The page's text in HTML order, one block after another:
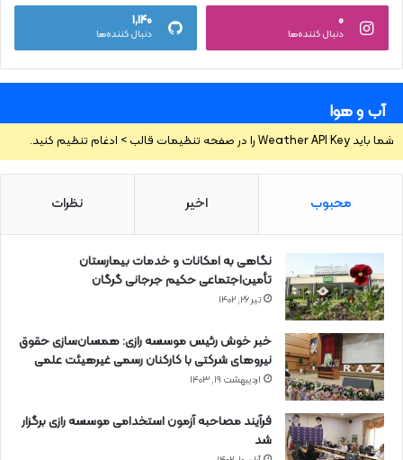
۰
دنبال کننده‌ها
۱,۱۴۰
دنبال کننده‌ها
آب و هوا
شما باید Weather API Key را در صفحه تنظیمات قالب > ادغام تنظیم کنید.
محبوب اخیر نظرات
نگاهی به امکانات و خدمات بیمارستان
تأمین‌اجتماعی حکیم جرجانی گرگان
تیر ۲۶, ۱۴۰۲
خبر خوش رئیس موسسه رازی: همسان‌سازی حقوق
نیروهای شرکتی با کارکنان رسمی غیرهیئت علمی
اردیبهشت ۱۹, ۱۴۰۳
فرآیند مصاحبه آزمون استخدامی موسسه رازی برگزار
شد